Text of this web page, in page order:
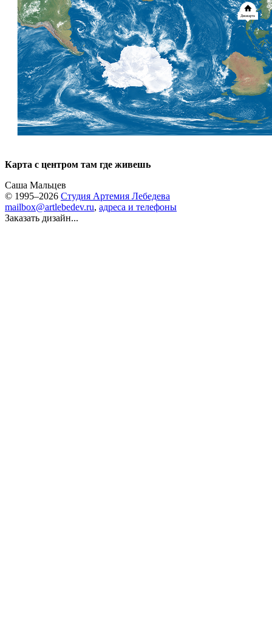
Карта с центром там где живешь
Саша Мальцев
© 1995–2026 Студия Артемия Лебедева
mailbox@artlebedev.ru, адреса и телефоны
Заказать дизайн...